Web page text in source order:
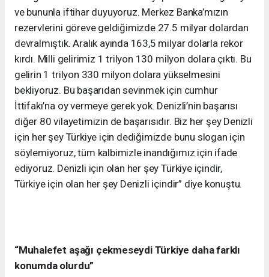
ve bununla iftihar duyuyoruz. Merkez Banka’mızın
rezervlerini göreve geldiğimizde 27.5 milyar dolardan
devralmıştık. Aralık ayında 163,5 milyar dolarla rekor
kırdı. Milli gelirimiz 1 trilyon 130 milyon dolara çıktı. Bu
gelirin 1 trilyon 330 milyon dolara yükselmesini
bekliyoruz. Bu başarıdan sevinmek için cumhur
İttifakı’na oy vermeye gerek yok. Denizli’nin başarısı
diğer 80 vilayetimizin de başarısıdır. Biz her şey Denizli
için her şey Türkiye için dediğimizde bunu slogan için
söylemiyoruz, tüm kalbimizle inandığımız için ifade
ediyoruz. Denizli için olan her şey Türkiye içindir,
Türkiye için olan her şey Denizli içindir” diye konuştu.
“Muhalefet aşağı çekmeseydi Türkiye daha farklı
konumda olurdu”